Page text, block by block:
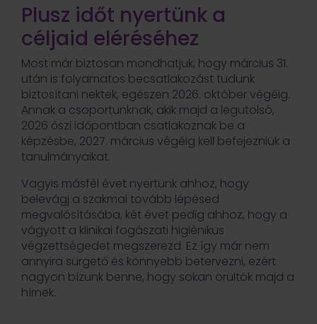
Plusz időt nyertünk a
céljaid eléréséhez
Most már biztosan mondhatjuk, hogy március 31.
után is folyamatos becsatlakozást tudunk
biztosítani nektek, egészen 2026. október végéig.
Annak a csoportunknak, akik majd a legutolsó,
2026 őszi időpontban csatlakoznak be a
képzésbe, 2027. március végéig kell befejezniük a
tanulmányaikat.
Vagyis másfél évet nyertünk ahhoz, hogy
belevágj a szakmai tovább lépésed
megvalósításába, két évet pedig ahhoz, hogy a
vágyott a klinikai fogászati higiénikus
végzettségedet megszerezd. Ez így már nem
annyira sürgető és könnyebb betervezni, ezért
nagyon bízunk benne, hogy sokan örültök majd a
hírnek.